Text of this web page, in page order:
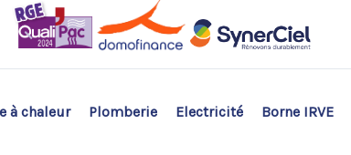
à chaleur Plomberie Electricité Borne IRVE